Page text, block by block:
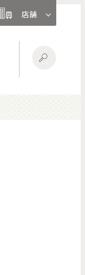
店舗